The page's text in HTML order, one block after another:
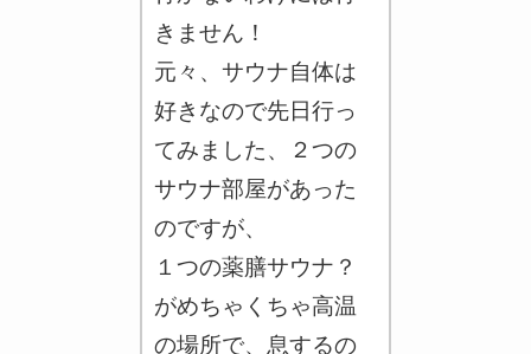
きません！
元々、サウナ自体は
好きなので先日行っ
てみました、２つの
サウナ部屋があった
のですが、
１つの薬膳サウナ？
がめちゃくちゃ高温
の場所で、息するの